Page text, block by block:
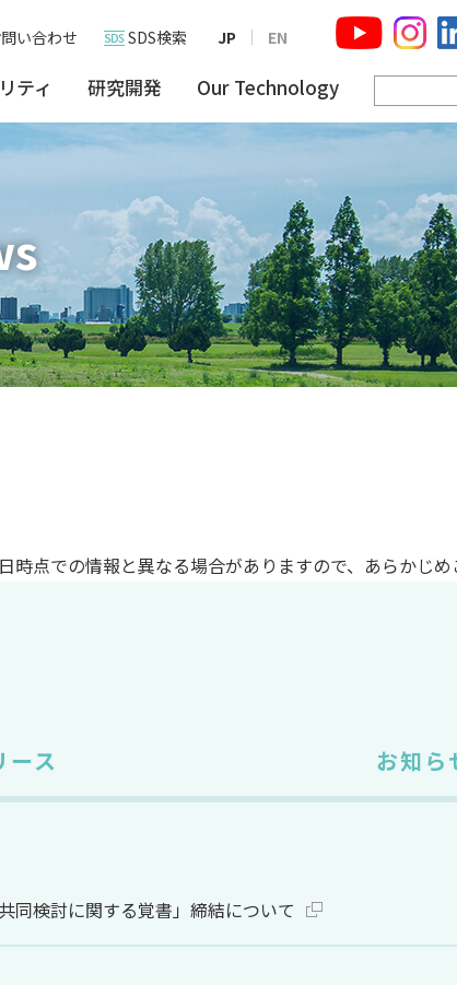
い合わせ SDS検索 JP EN
ティ 研究開発 Our Technology
点での情報と異なる場合がありますので、あらかじめ
ース お知ら
同検討に関する覚書」締結について